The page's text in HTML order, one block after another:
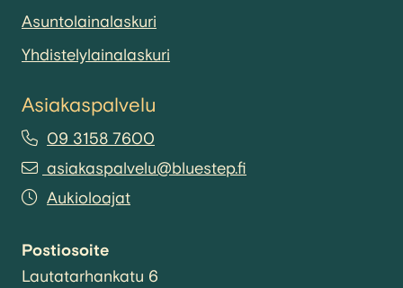
Asuntolainalaskuri
Yhdistelylainalaskuri
Asiakaspalvelu
09 3158 7600
asiakaspalvelu@bluestep.fi
Aukioloajat
Postiosoite
Lautatarhankatu 6